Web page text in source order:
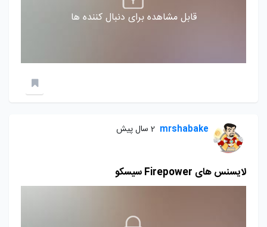
قابل مشاهده برای دنبال کننده ها
mrshabake 2 سال پیش
لایسنس های Firepower سیسکو